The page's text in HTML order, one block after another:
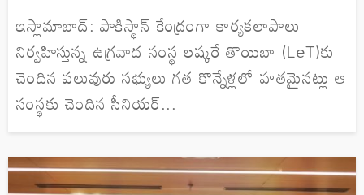
ఇస్లామాబాద్: పాకిస్థాన్ కేంద్రంగా కార్యకలాపాలు
నిర్వహిస్తున్న ఉగ్రవాద సంస్థ లష్కరే తొయిబా (LeT)కు
చెందిన పలువురు సభ్యులు గత కొన్నేళ్లలో హతమైనట్లు ఆ
సంస్థకు చెందిన సీనియర్...